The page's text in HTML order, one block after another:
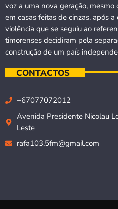
voz a uma nova geração,
em casas feitas de cinzas, após
violência que se seguiu ao
timorenses decidiram pela
construção de um país
CONTACTOS
+67077072012
Avenida Presidente Nicolau
Leste
rafa103.5fm@gmail.com